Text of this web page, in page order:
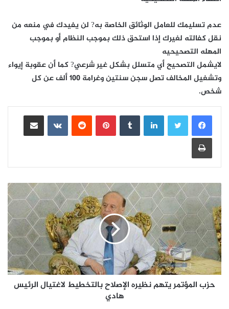
عدم تسليمك للعامل الوثائق الخاصة به? لن يفيدك في منعه من
نقل كفالته لغيرك إذا استحق ذلك بموجب النظام أو بموجب
المهله التصحيحيه
لايشمل التصحيح أي متسلل بشكل غير شرعي? كما أن عقوبة إيواء
وتشغيل المخالف تصل سجن سنتين وغرامة ١٠٠ ألف عن كل
شخص.
لينكدإن بينتيريست
مشاركة عبر البريد
طباعة
حزب المؤتمر يتهم نظيره الإصلاح بالتخطيط لاغتيال الرئيس
هادي